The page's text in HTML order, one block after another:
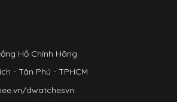
Hồ Chính Hãng
- Tân Phú - TPHCM
dwatchesvn